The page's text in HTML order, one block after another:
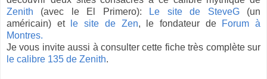
Zenith (avec le El Primero): Le site de SteveG(un
américain) et
le site de Zen, le fondateur de Forum à
Montres.
Je vous invite aussi à consulter cette fiche très complète sur
le calibre 135 de Zenith.